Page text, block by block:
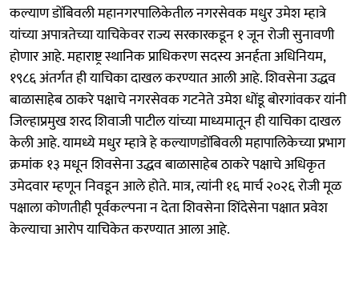
कल्याण डोंबिवली महानगरपालिकेतील नगरसेवक मधुर उमेश म्हात्रे
यांच्या अपात्रतेच्या याचिकेवर राज्य सरकारकडून १ जून रोजी सुनावणी
होणार आहे. महाराष्ट्र स्थानिक प्राधिकरण सदस्य अनर्हता अधिनियम,
१९८६ अंतर्गत ही याचिका दाखल करण्यात आली आहे. शिवसेना उद्धव
बाळासाहेब ठाकरे पक्षाचे नगरसेवक गटनेते उमेश धोंडू बोरगांवकर यांनी
जिल्हाप्रमुख शरद शिवाजी पाटील यांच्या माध्यमातून ही याचिका दाखल
केली आहे. यामध्ये मधुर म्हात्रे हे कल्याणडोंबिवली महापालिकेच्या प्रभाग
क्रमांक १३ मधून शिवसेना उद्धव बाळासाहेब ठाकरे पक्षाचे अधिकृत
उमेदवार म्हणून निवडून आले होते. मात्र, त्यांनी १६ मार्च २०२६ रोजी मूळ
पक्षाला कोणतीही पूर्वकल्पना न देता शिवसेना शिंदेसेना पक्षात प्रवेश
केल्याचा आरोप याचिकेत करण्यात आला आहे.